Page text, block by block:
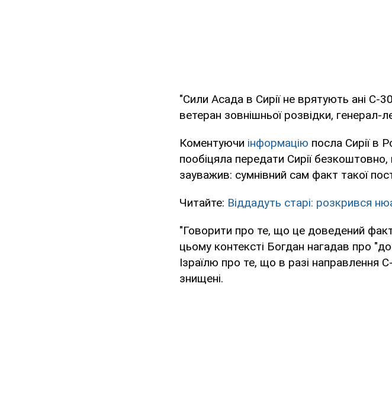
"Сили Асада в Сирії не врятують ані С-
ветеран зовнішньої розвідки, генерал-
Коментуючи інформацію посла Сирії в
пообіцяла передати Сирії
зауважив: сумнівний сам факт такої
Читайте: Віддадуть старі: розкрився
"Говорити про те, що це доведений
цьому контексті Богдан нагадав про
Ізраїлю про те, що в разі направлення
знищені.